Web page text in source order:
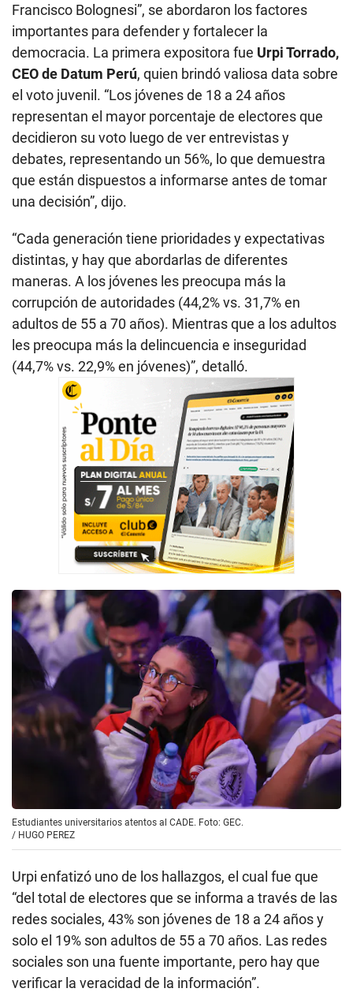
Francisco Bolognesi”, se abordaron los factores
importantes para defender y fortalecer la
democracia. La primera expositora fue Urpi Torrado,
CEO de Datum Perú, quien brindó valiosa data sobre
el voto juvenil. “Los jóvenes de 18 a 24 años
representan el mayor porcentaje de electores que
decidieron su voto luego de ver entrevistas y
debates, representando un 56%, lo que demuestra
que están dispuestos a informarse antes de tomar
una decisión”, dijo.
“Cada generación tiene prioridades y expectativas
distintas, y hay que abordarlas de diferentes
maneras. A los jóvenes les preocupa más la
corrupción de autoridades (44,2% vs. 31,7% en
adultos de 55 a 70 años). Mientras que a los adultos
les preocupa más la delincuencia e inseguridad
(44,7% vs. 22,9% en jóvenes)”, detalló.
Estudiantes universitarios atentos al CADE. Foto: GEC.
/ HUGO PEREZ
Urpi enfatizó uno de los hallazgos, el cual fue que
“del total de electores que se informa a través de las
redes sociales, 43% son jóvenes de 18 a 24 años y
solo el 19% son adultos de 55 a 70 años. Las redes
sociales son una fuente importante, pero hay que
verificar la veracidad de la información”.